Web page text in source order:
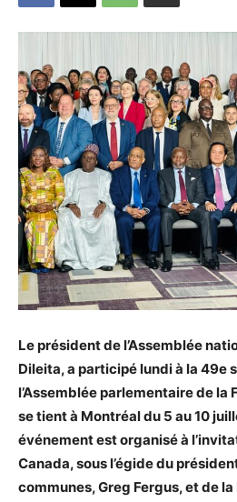
Le président de l’Assemblée
Dileita, a participé lundi à la 49e
l’Assemblée parlementaire de la
se tient à Montréal du 5 au 10
événement est organisé à
Canada, sous l’égide du
communes, Greg Fergus, et de